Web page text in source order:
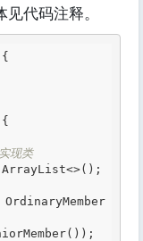
代码注释。
{
现类
ArrayList<>();